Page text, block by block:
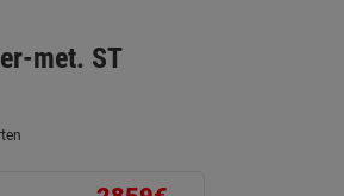
met. ST